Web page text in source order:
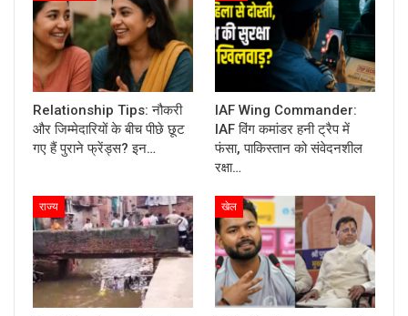
Relationship Tips: नौकरी
और जिम्मेदारियों के बीच पीछे छूट
गए हैं पुराने फ्रेंड्स? इन…
IAF Wing Commander:
IAF विंग कमांडर हनी ट्रैप में
फंसा, पाकिस्तान को संवेदनशील
रक्षा…
राज्य खेल